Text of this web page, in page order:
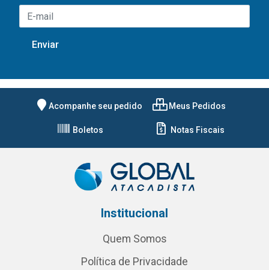
Acompanhe seu pedido Meus Pedidos
Boletos Notas Fiscais
Institucional
Quem Somos
Política de Privacidade